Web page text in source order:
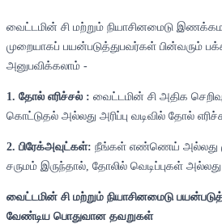
வைட்டமின் சி மற்றும் நியாசினமைடு
முறையாகப் பயன்படுத்துபவர்கள் பின்வரும்
அனுபவிக்கலாம் -
1. தோல் எரிச்சல் : வைட்டமின் சி அதிக
கொட்டுதல் அல்லது அரிப்பு வடிவில் தோல்
2. பிரேக்அவுட்கள்: நீங்கள் எண்ணெய் அல்லது
சருமம் இருந்தால், தோலில் வெடிப்புகள்
வைட்டமின் சி மற்றும் நியாசினமைடு
வேண்டிய பொதுவான தவறுகள்